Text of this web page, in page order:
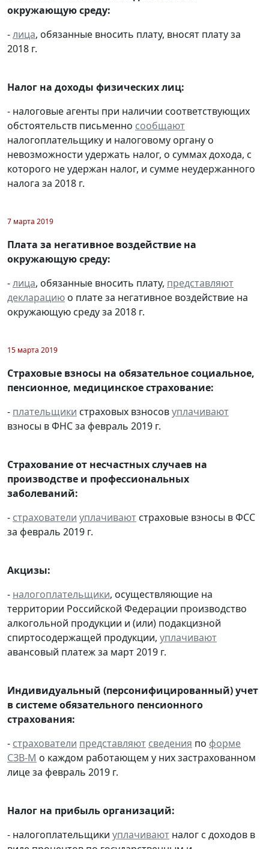
окружающую среду:
-лица, обязанные вносить плату, вносят плату за
2018 г.
Налог на доходы физических лиц:
- налоговые агенты при наличии соответствующих
обстоятельств письменно сообщают
налогоплательщику и налоговому органу о
невозможности удержать налог, о суммах дохода, с
которого не удержан налог, и сумме неудержанного
налога за 2018 г.
7 марта 2019
Плата за негативное воздействие на
окружающую среду:
-лица, обязанные вносить плату, представляют
декларацию о плате за негативное воздействие на
окружающую среду за 2018 г.
15 марта 2019
Страховые взносы на обязательное социальное,
пенсионное, медицинское страхование:
- плательщики страховых взносовуплачивают
взносы в ФНС за февраль 2019 г.
Страхование от несчастных случаев на
производстве и профессиональных
заболеваний:
- страхователи уплачивают страховые взносы в ФСС
за февраль 2019 г.
Акцизы:
- налогоплательщики, осуществляющие на
территории Российской Федерации производство
алкогольной продукции и (или) подакцизной
спиртосодержащей продукции, уплачивают
авансовый платеж за март 2019 г.
Индивидуальный (персонифицированный) учет
в системе обязательного пенсионного
страхования:
- страхователи представляют сведения по форме
СЗВ-М о каждом работающем у них застрахованном
лице за февраль 2019 г.
Налог на прибыль организаций:
- налогоплательщики уплачивают налог с доходов в